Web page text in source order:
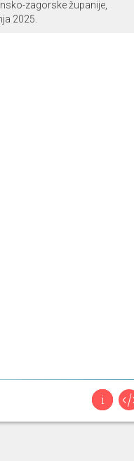
zagorske županije,
2025.